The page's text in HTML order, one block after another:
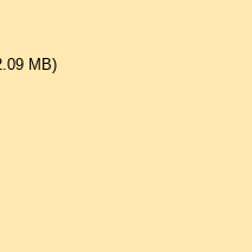
ΜB)